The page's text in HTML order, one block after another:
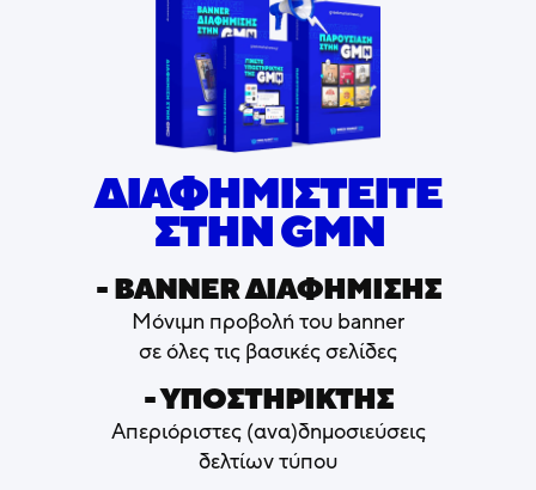
ΔΙΑΦΗΜΙΣΤΕΙΤΕ
ΣΤΗΝ GMN
- ΒΑNNER ΔΙΑΦΗΜΙΣΗΣ
Μόνιμη προβολή του banner
σε όλες τις βασικές σελίδες
- ΥΠΟΣΤΗΡΙΚΤΗΣ
Απεριόριστες (ανα)δημοσιεύσεις
δελτίων τύπου